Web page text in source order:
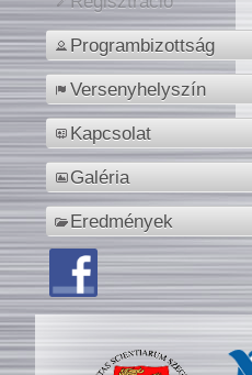
Programbizottság
Versenyhelyszín
Kapcsolat
Galéria
Eredmények